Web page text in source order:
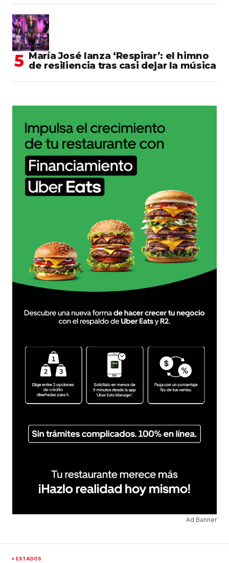
María José lanza ‘Respirar’: el himno
de resiliencia tras casi dejar la música
Ad Banner
ESTADOS